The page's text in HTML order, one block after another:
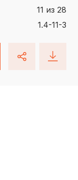
11 из 28
1.4-11-3